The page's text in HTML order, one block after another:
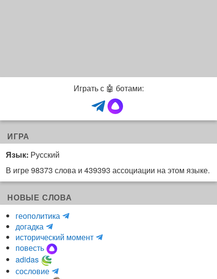
Играть с 🤖 ботами:
ИГРА
Язык: Русский
В игре 98373 слова и 439393 ассоциации на этом языке.
НОВЫЕ СЛОВА
геополитика
H
d
догадка
m
a
r
r
r
исторический момент
и
повесть
adidas
сословие
m